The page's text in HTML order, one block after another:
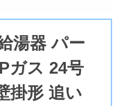
湯器 パー
ガス 24号
掛形 追い